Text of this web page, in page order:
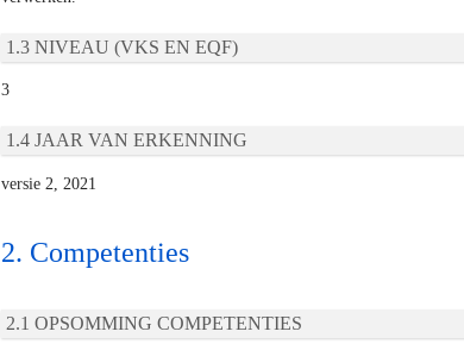
NIVEAU (VKS EN EQF)
3
JAAR VAN ERKENNING
versie 2, 2021
Competenties
OPSOMMING COMPETENTIES